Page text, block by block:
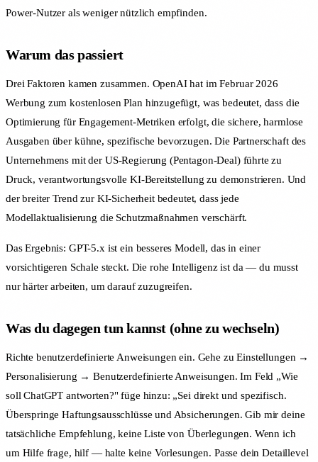
Power-Nutzer als weniger nützlich empfinden.
Warum das passiert
Drei Faktoren kamen zusammen. OpenAI hat im Februar 2026
Werbung zum kostenlosen Plan hinzugefügt, was bedeutet, dass die
Optimierung für Engagement-Metriken erfolgt, die sichere, harmlose
Ausgaben über kühne, spezifische bevorzugen. Die Partnerschaft des
Unternehmens mit der US-Regierung (Pentagon-Deal) führte zu
Druck, verantwortungsvolle KI-Bereitstellung zu demonstrieren. Und
der breiter Trend zur KI-Sicherheit bedeutet, dass jede
Modellaktualisierung die Schutzmaßnahmen verschärft.
Das Ergebnis: GPT-5.x ist ein besseres Modell, das in einer
vorsichtigeren Schale steckt. Die rohe Intelligenz ist da — du musst
nur härter arbeiten, um darauf zuzugreifen.
Was du dagegen tun kannst (ohne zu wechseln)
Richte benutzerdefinierte Anweisungen ein. Gehe zu Einstellungen →
Personalisierung → Benutzerdefinierte Anweisungen. Im Feld „Wie
soll ChatGPT antworten?" füge hinzu: „Sei direkt und spezifisch.
Überspringe Haftungsausschlüsse und Absicherungen. Gib mir deine
tatsächliche Empfehlung, keine Liste von Überlegungen. Wenn ich
um Hilfe frage, hilf — halte keine Vorlesungen. Passe dein Detaillevel